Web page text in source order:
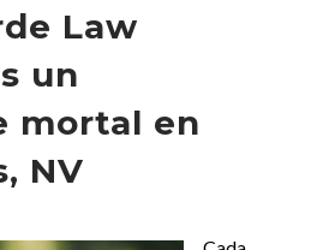
Law
un
mortal en
NV